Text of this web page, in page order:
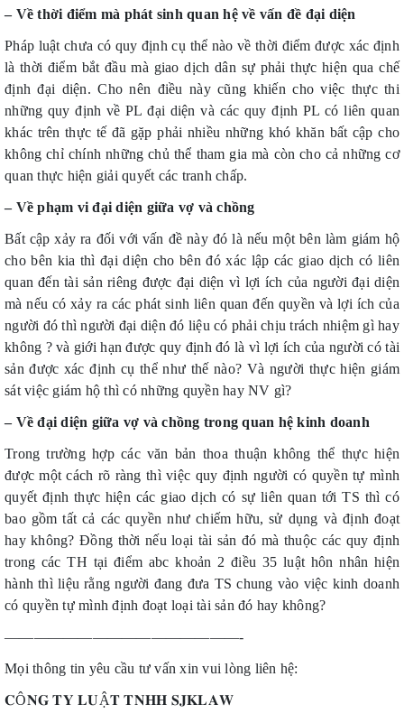
– Về thời điểm mà phát sinh quan hệ về vấn đề đại diện
Pháp luật chưa có quy định cụ thể nào về thời điểm được xác định
là thời điểm bắt đầu mà giao dịch dân sự phải thực hiện qua chế
định đại diện. Cho nên điều này cũng khiến cho việc thực thi
những quy định về PL đại diện và các quy định PL có liên quan
khác trên thực tế đã gặp phải nhiều những khó khăn bất cập cho
không chỉ chính những chủ thể tham gia mà còn cho cả những cơ
quan thực hiện giải quyết các tranh chấp.
– Về phạm vi đại diện giữa vợ và chồng
Bất cập xảy ra đối với vấn đề này đó là nếu một bên làm giám hộ
cho bên kia thì đại diện cho bên đó xác lập các giao dịch có liên
quan đến tài sản riêng được đại diện vì lợi ích của người đại diện
mà nếu có xảy ra các phát sinh liên quan đến quyền và lợi ích của
người đó thì người đại diện đó liệu có phải chịu trách nhiệm gì hay
không ? và giới hạn được quy định đó là vì lợi ích của người có tài
sản được xác định cụ thể như thế nào? Và người thực hiện giám
sát việc giám hộ thì có những quyền hay NV gì?
– Về đại diện giữa vợ và chồng trong quan hệ kinh doanh
Trong trường hợp các văn bản thoa thuận không thể thực hiện
được một cách rõ ràng thì việc quy định người có quyền tự mình
quyết định thực hiện các giao dịch có sự liên quan tới TS thì có
bao gồm tất cả các quyền như chiếm hữu, sử dụng và định đoạt
hay không? Đồng thời nếu loại tài sản đó mà thuộc các quy định
trong các TH tại điểm abc khoản 2 điều 35 luật hôn nhân hiện
hành thì liệu rằng người đang đưa TS chung vào việc kinh doanh
có quyền tự mình định đoạt loại tài sản đó hay không?
————————————————-
Mọi thông tin yêu cầu tư vấn xin vui lòng liên hệ:
𝐂Ô𝐍𝐆 𝐓𝐘 𝐋𝐔Ậ𝐓 𝐓𝐍𝐇𝐇 𝐒𝐉𝐊𝐋𝐀𝐖